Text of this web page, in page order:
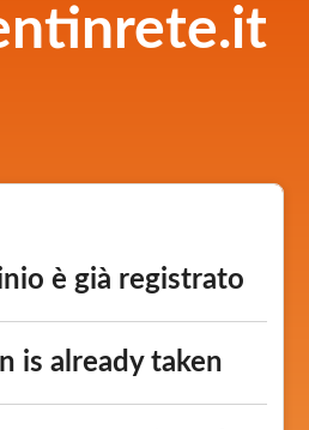
è già registrato
is already taken